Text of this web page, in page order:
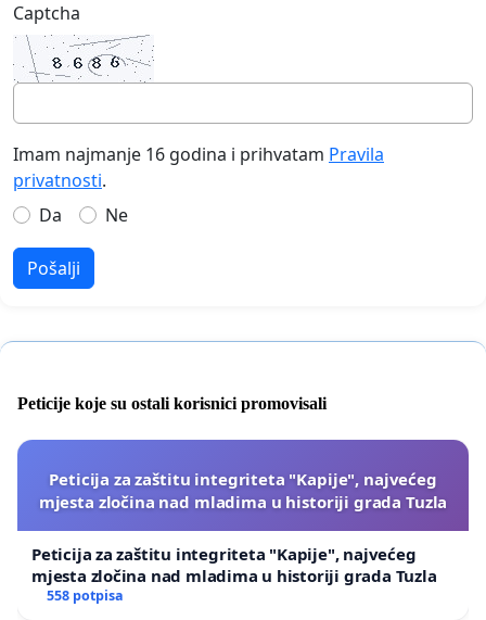
Captcha
Imam najmanje 16 godina i prihvatam Pravila
privatnosti.
Da
Ne
Pošalji
Peticije koje su ostali korisnici promovisali
Peticija za zaštitu integriteta "Kapije", najvećeg
mjesta zločina nad mladima u historiji grada Tuzla
Peticija za zaštitu integriteta "Kapije", najvećeg
mjesta zločina nad mladima u historiji grada Tuzla
558 potpisa